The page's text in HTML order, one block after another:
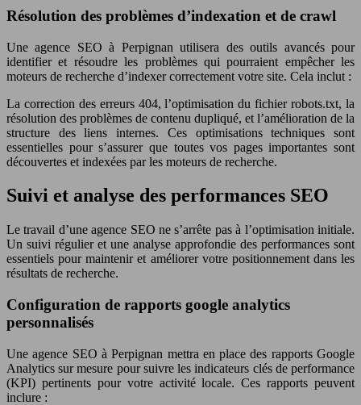
Résolution des problèmes d’indexation et de crawl
Une agence SEO à Perpignan utilisera des outils avancés pour
identifier et résoudre les problèmes qui pourraient empêcher les
moteurs de recherche d’indexer correctement votre site. Cela inclut :
La correction des erreurs 404, l’optimisation du fichier robots.txt, la
résolution des problèmes de contenu dupliqué, et l’amélioration de la
structure des liens internes. Ces optimisations techniques sont
essentielles pour s’assurer que toutes vos pages importantes sont
découvertes et indexées par les moteurs de recherche.
Suivi et analyse des performances SEO
Le travail d’une agence SEO ne s’arrête pas à l’optimisation initiale.
Un suivi régulier et une analyse approfondie des performances sont
essentiels pour maintenir et améliorer votre positionnement dans les
résultats de recherche.
Configuration de rapports google analytics
personnalisés
Une agence SEO à Perpignan mettra en place des rapports Google
Analytics sur mesure pour suivre les indicateurs clés de performance
(KPI) pertinents pour votre activité locale. Ces rapports peuvent
inclure :